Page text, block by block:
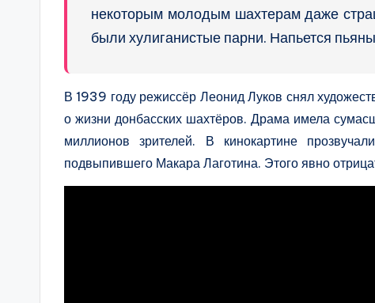
некоторым молодым шахтерам даже
были хулиганистые парни. Напьется
В 1939 году режиссёр Леонид Луков снял
о жизни донбасских шахтёров. Драма имела
миллионов зрителей. В кинокартине
подвыпившего Макара Лаготина. Этого явно